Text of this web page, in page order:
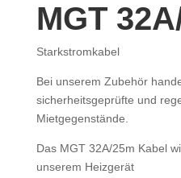
MGT
Starkstromkabel
Bei unserem Zubehör
sicherheitsgeprüfte und
Mietgegenstände.
Das MGT 32A/25m Kabel
unserem Heizgerät